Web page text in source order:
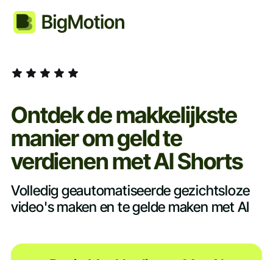
Ontdek de makkelijkste
manier om geld te
verdienen met AI Shorts
Volledig geautomatiseerde gezichtsloze
video's maken en te gelde maken met AI